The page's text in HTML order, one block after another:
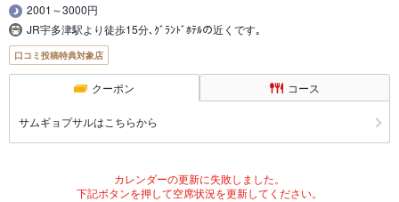
2001～3000円
JR宇多津駅より徒歩15分､ｸﾞﾗﾝﾄﾞﾎﾃﾙの近くです｡
口コミ投稿特典対象店
クーポン コース
サムギョプサルはこちらから
カレンダーの更新に失敗しました。
下記ボタンを押して空席状況を更新してください。